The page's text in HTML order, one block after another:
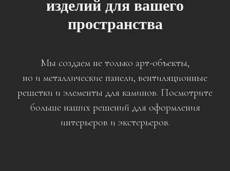
изделий для вашего
пространства
Мы создаем не только арт-объекты,
но и металлические панели, вентиляционные
решетки и элементы для каминов. Посмотрите
больше наших решений для оформления
интерьеров и экстерьеров.